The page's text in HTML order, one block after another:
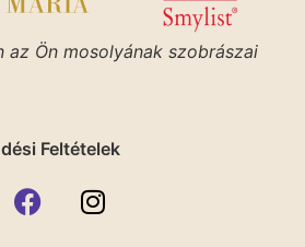
az Ön mosolyának szobrászai
Feltételek